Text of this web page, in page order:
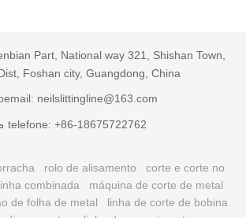
Part, National way 321, Shishan Town,
Foshan city, Guangdong, China
neilslittingline@163.com
telefone: +86-18675722762
rolo de alisamento
corte e corte no
combinada
máquina de corte de metal
de folha de metal
linha de corte de bobina